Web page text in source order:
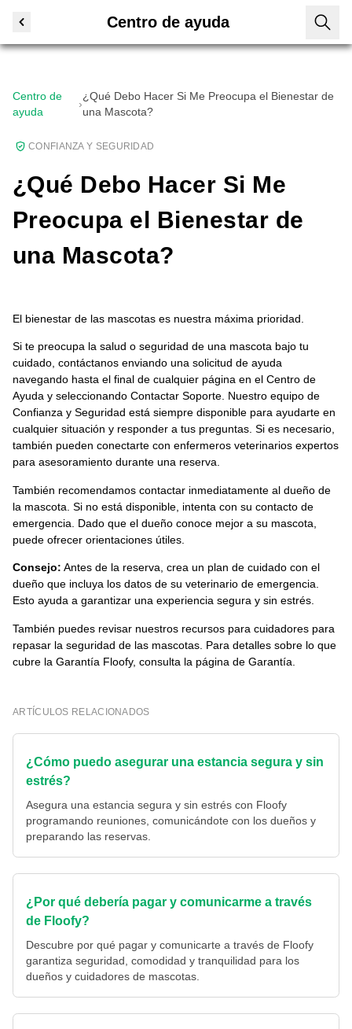
Centro de ayuda
Centro de
ayuda
›
¿Qué Debo Hacer Si Me Preocupa el Bienestar de
una Mascota?
CONFIANZA Y SEGURIDAD
¿Qué Debo Hacer Si Me
Preocupa el Bienestar de
una Mascota?
El bienestar de las mascotas es nuestra máxima prioridad.
Si te preocupa la salud o seguridad de una mascota bajo tu
cuidado, contáctanos enviando una solicitud de ayuda
navegando hasta el final de cualquier página en el Centro de
Ayuda y seleccionando Contactar Soporte. Nuestro equipo de
Confianza y Seguridad está siempre disponible para ayudarte en
cualquier situación y responder a tus preguntas. Si es necesario,
también pueden conectarte con enfermeros veterinarios expertos
para asesoramiento durante una reserva.
También recomendamos contactar inmediatamente al dueño de
la mascota. Si no está disponible, intenta con su contacto de
emergencia. Dado que el dueño conoce mejor a su mascota,
puede ofrecer orientaciones útiles.
Consejo: Antes de la reserva, crea un plan de cuidado con el
dueño que incluya los datos de su veterinario de emergencia.
Esto ayuda a garantizar una experiencia segura y sin estrés.
También puedes revisar nuestros recursos para cuidadores para
repasar la seguridad de las mascotas. Para detalles sobre lo que
cubre la Garantía Floofy, consulta la página de Garantía.
ARTÍCULOS RELACIONADOS
¿Cómo puedo asegurar una estancia segura y sin
estrés?
Asegura una estancia segura y sin estrés con Floofy
programando reuniones, comunicándote con los dueños y
preparando las reservas.
¿Por qué debería pagar y comunicarme a través
de Floofy?
Descubre por qué pagar y comunicarte a través de Floofy
garantiza seguridad, comodidad y tranquilidad para los
dueños y cuidadores de mascotas.